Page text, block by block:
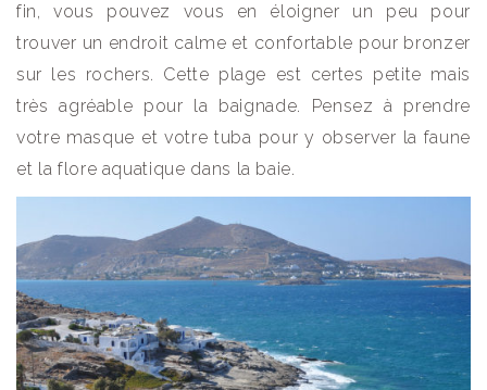
fin, vous pouvez vous en éloigner un peu pour
trouver un endroit calme et confortable pour bronzer
sur les rochers. Cette plage est certes petite mais
très agréable pour la baignade. Pensez à prendre
votre masque et votre tuba pour y observer la faune
et la flore aquatique dans la baie.